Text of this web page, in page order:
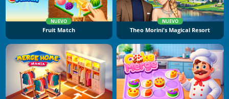
NUEVO
Fruit Match
NUEVO
Theo Morini's Magical Resort